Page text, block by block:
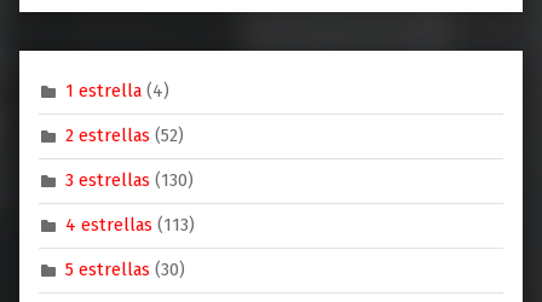
1 estrella (4)
2 estrellas (52)
3 estrellas (130)
4 estrellas (113)
5 estrellas (30)